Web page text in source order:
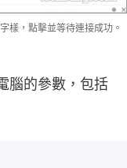
樣，點擊並等待連接成功。
腦的參數，包括